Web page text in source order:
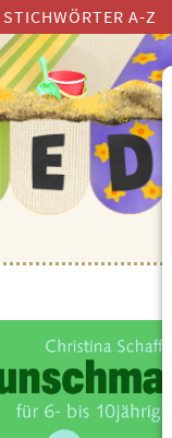
STICHWÖRTER A-Z